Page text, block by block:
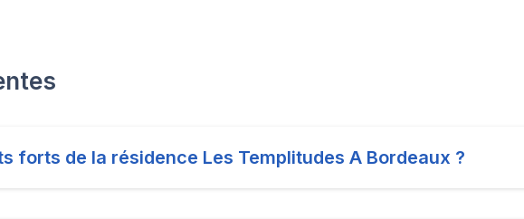
forts de la résidence Les Templitudes A Bordeaux ?